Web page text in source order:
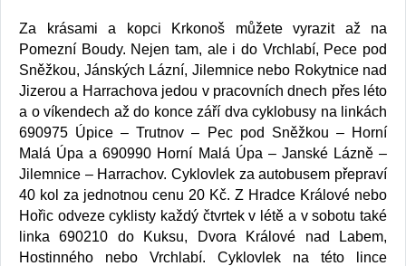
Za krásami a kopci Krkonoš můžete vyrazit až na
Pomezní Boudy. Nejen tam, ale i do Vrchlabí, Pece pod
Sněžkou, Jánských Lázní, Jilemnice nebo Rokytnice nad
Jizerou a Harrachova jedou v pracovních dnech přes léto
a o víkendech až do konce září dva cyklobusy na linkách
690975 Úpice – Trutnov – Pec pod Sněžkou – Horní
Malá Úpa a 690990 Horní Malá Úpa – Janské Lázně –
Jilemnice – Harrachov. Cyklovlek za autobusem přepraví
40 kol za jednotnou cenu 20 Kč. Z Hradce Králové nebo
Hořic odveze cyklisty každý čtvrtek v létě a v sobotu také
linka 690210 do Kuksu, Dvora Králové nad Labem,
Hostinného nebo Vrchlabí. Cyklovlek na této lince